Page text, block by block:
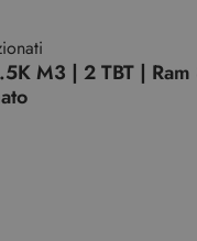
M3 | 2 TBT |